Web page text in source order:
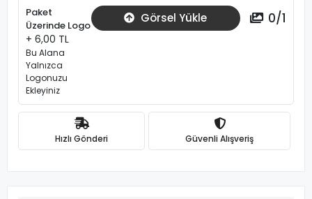
Paket
Üzerinde Logo
+ 6,00 TL
Bu Alana
Yalnızca
Logonuzu
Ekleyiniz
Görsel Yükle 0/1
Hızlı Gönderi Güvenli Alışveriş